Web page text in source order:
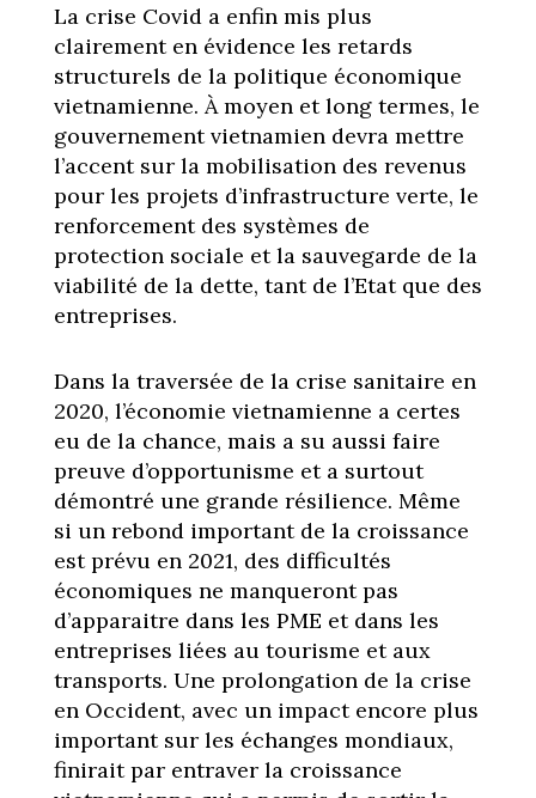
La crise Covid a enfin mis plus
clairement en évidence les retards
structurels de la politique économique
vietnamienne. À moyen et long termes, le
gouvernement vietnamien devra mettre
l’accent sur la mobilisation des revenus
pour les projets d’infrastructure verte, le
renforcement des systèmes de
protection sociale et la sauvegarde de la
viabilité de la dette, tant de l’Etat que des
entreprises.
Dans la traversée de la crise sanitaire en
2020, l’économie vietnamienne a certes
eu de la chance, mais a su aussi faire
preuve d’opportunisme et a surtout
démontré une grande résilience. Même
si un rebond important de la croissance
est prévu en 2021, des difficultés
économiques ne manqueront pas
d’apparaitre dans les PME et dans les
entreprises liées au tourisme et aux
transports. Une prolongation de la crise
en Occident, avec un impact encore plus
important sur les échanges mondiaux,
finirait par entraver la croissance